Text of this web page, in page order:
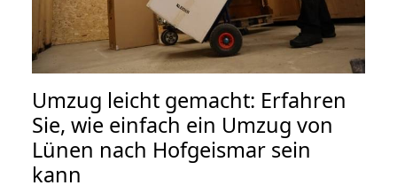
Umzug leicht gemacht: Erfahren
Sie, wie einfach ein Umzug von
Lünen nach Hofgeismar sein
kann